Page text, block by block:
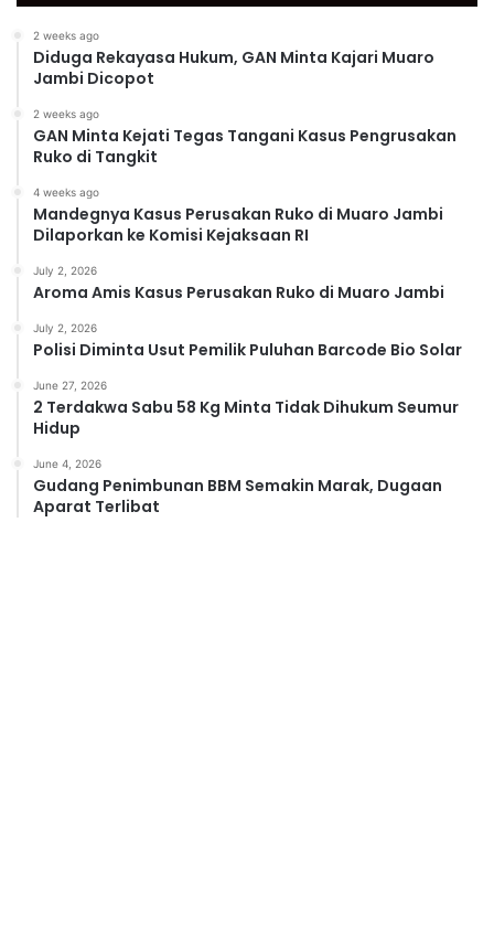
2 weeks ago
Diduga Rekayasa Hukum, GAN Minta Kajari Muaro
Jambi Dicopot
2 weeks ago
GAN Minta Kejati Tegas Tangani Kasus Pengrusakan
Ruko di Tangkit
4 weeks ago
Mandegnya Kasus Perusakan Ruko di Muaro Jambi
Dilaporkan ke Komisi Kejaksaan RI
July 2, 2026
Aroma Amis Kasus Perusakan Ruko di Muaro Jambi
July 2, 2026
Polisi Diminta Usut Pemilik Puluhan Barcode Bio Solar
June 27, 2026
2 Terdakwa Sabu 58 Kg Minta Tidak Dihukum Seumur
Hidup
June 4, 2026
Gudang Penimbunan BBM Semakin Marak, Dugaan
Aparat Terlibat